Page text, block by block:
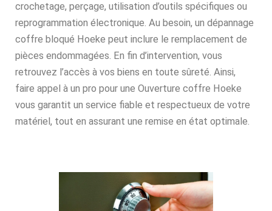
crochetage, perçage, utilisation d’outils spécifiques ou
reprogrammation électronique. Au besoin, un dépannage
coffre bloqué Hoeke peut inclure le remplacement de
pièces endommagées. En fin d’intervention, vous
retrouvez l’accès à vos biens en toute sûreté. Ainsi,
faire appel à un pro pour une Ouverture coffre Hoeke
vous garantit un service fiable et respectueux de votre
matériel, tout en assurant une remise en état optimale.